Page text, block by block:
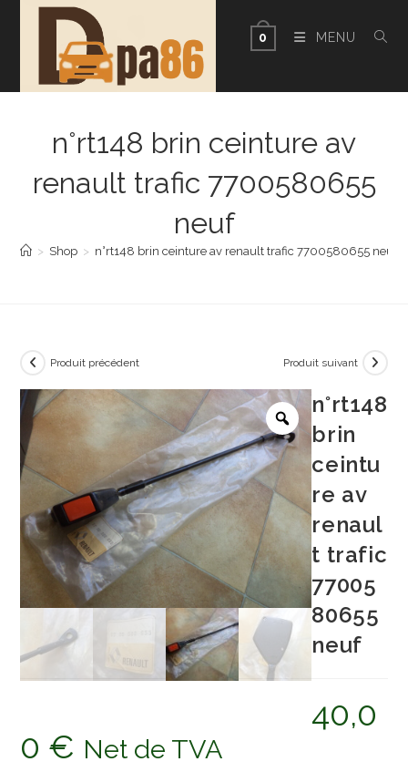
0 MENU
n°rt148 brin ceinture av
renault trafic 7700580655
neuf
> Shop > n°rt148 brin ceinture av renault trafic 7700580655 neuf
Produit précédent Produit suivant
n°rt148
brin
ceintu
re av
renaul
t trafic
77005
80655
neuf
40,0
0 € Net de TVA